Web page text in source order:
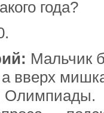
года?
Мальчик
а вверх
Олимпиады.